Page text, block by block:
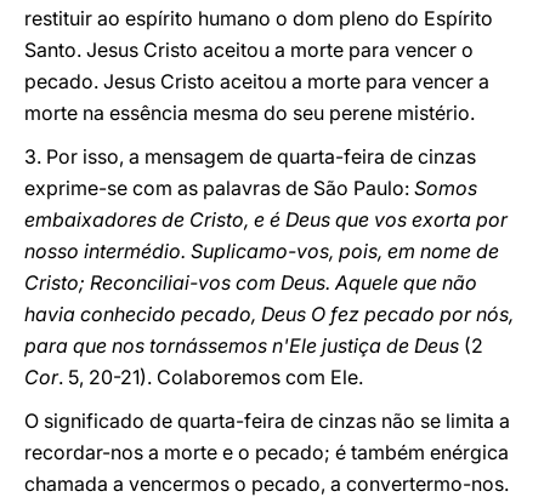
restituir ao espírito humano o dom pleno do Espírito
Santo. Jesus Cristo aceitou a morte para vencer o
pecado. Jesus Cristo aceitou a morte para vencer a
morte na essência mesma do seu perene mistério.
3. Por isso, a mensagem de quarta-feira de cinzas
exprime-se com as palavras de São Paulo: Somos
embaixadores de Cristo, e é Deus que vos exorta por
nosso intermédio. Suplicamo-vos, pois, em nome de
Cristo; Reconciliai-vos com Deus. Aquele que não
havia conhecido pecado, Deus O fez pecado por nós,
para que nos tornássemos n'Ele justiça de Deus (2
Cor. 5, 20-21). Colaboremos com Ele.
O significado de quarta-feira de cinzas não se limita a
recordar-nos a morte e o pecado; é também enérgica
chamada a vencermos o pecado, a convertermo-nos.